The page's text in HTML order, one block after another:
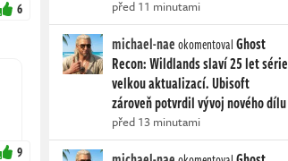
6
9
před 11 minutami
michael-naeokomentovalGhost
Recon: Wildlands slaví 25 let série
velkou aktualizací. Ubisoft
zároveň potvrdil vývoj nového dílu
před 13 minutami